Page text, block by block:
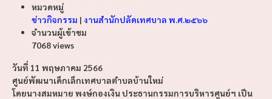
หมวดหมู่
ข่าวกิจกรรม | งานสำนักปลัดเทศบาล พ.ศ.๒๕๖๖
จำนวนผู้เข้าชม
7068 views
วันที่ 11 พฤษภาคม 2566
ศูนย์พัฒนาเด็กเล็กเทศบาลตำบลบ้านใหม่
โดยนางสมหมาย พงษ์กองเงิน ประธานกรรมการบริหารศูนย์ฯ เป็น